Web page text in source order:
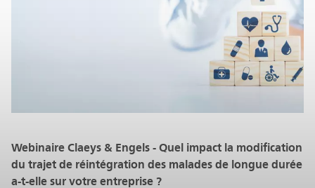
Webinaire Claeys & Engels - Quel impact la modification
du trajet de réintégration des malades de longue durée
a-t-elle sur votre entreprise ?